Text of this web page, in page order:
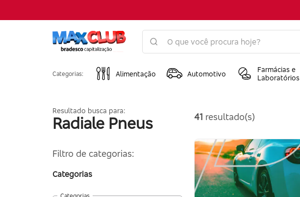
Categorias: Alimentação Automotivo
Farmácias e
Laboratórios
Resultado busca para:
Radiale Pneus
Filtro de categorias:
Categorias
Categorias
41 resultado(s)